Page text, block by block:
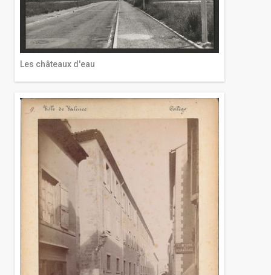
Les châteaux d'eau